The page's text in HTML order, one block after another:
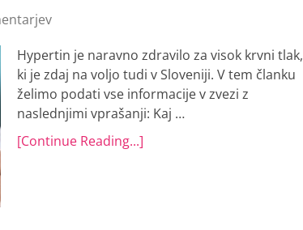
Hypertin je naravno zdravilo za visok krvni tlak,
ki je zdaj na voljo tudi v Sloveniji. V tem članku
želimo podati vse informacije v zvezi z
naslednjimi vprašanji: Kaj …
[Continue Reading...]